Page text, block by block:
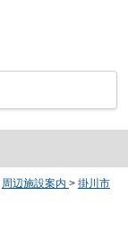
周辺施設案内 > 掛川市